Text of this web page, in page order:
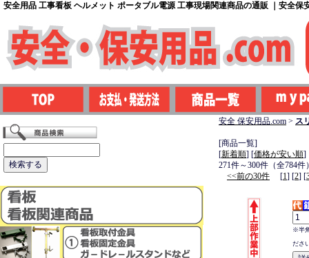
安全用品 工事看板 ヘルメット ポータブル電源 工事現場関連商品の通販 ｜安全保
安全 保安用品.com > ス
[商品一覧]
[新着順] [価格が安い順]
271件～300件（全784件
<<前の30件 [1] [2] [
※半
ださ